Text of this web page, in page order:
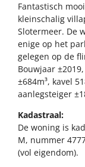
Fantastisch
kleinschalig
Slotermeer. De
enige op het
gelegen op de
Bouwjaar
±684m³, kavel
aanlegsteiger
Kadastraal:
De woning is
M, nummer
(vol eigendom).